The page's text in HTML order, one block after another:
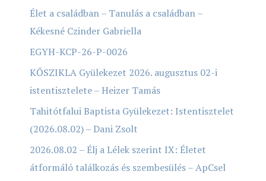
Élet a családban – Tanulás a családban –
Kékesné Czinder Gabriella
EGYH-KCP-26-P-0026
KŐSZIKLA Gyülekezet 2026. augusztus 02-i
istentisztelete – Heizer Tamás
Tahitótfalui Baptista Gyülekezet: Istentisztelet
(2026.08.02) – Dani Zsolt
2026.08.02 – Élj a Lélek szerint IX: Életet
átformáló találkozás és szembesülés – ApCsel